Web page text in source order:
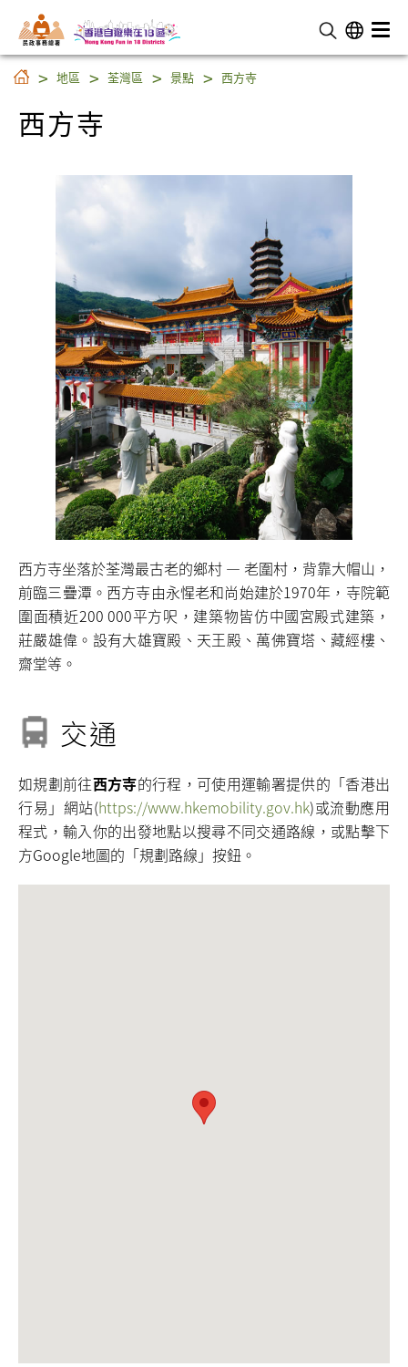
民 政 事 務 總 署
西方寺
地區 荃灣區 景點 西方寺
西方寺
西方寺坐落於荃灣最古老的鄉村 — 老圍村，背靠大帽山，
前臨三疊潭。西方寺由永惺老和尚始建於1970年，寺院範
圍面積近200 000平方呎，建築物皆仿中國宮殿式建築，
莊嚴雄偉。設有大雄寶殿、天王殿、萬佛寶塔、藏經樓、
齋堂等。
交通
如規劃前往西方寺的行程，可使用運輸署提供的「香港出
行易」網站(https://www.hkemobility.gov.hk)或流動應用
程式，輸入你的出發地點以搜尋不同交通路線，或點擊下
方Google地圖的「規劃路線」按鈕。